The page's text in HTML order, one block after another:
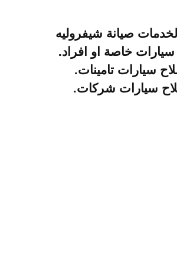
صيانة شيفروليه
سيارات خاصة او افراد.
سيارات تامينات.
سيارات شركات.